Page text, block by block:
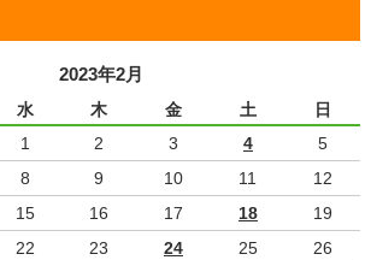
2023年2月
水 木 金 土
日
1
2 3 4
5
8 9 10 11
12
15 16 17 18
19
22 23 24 25
26